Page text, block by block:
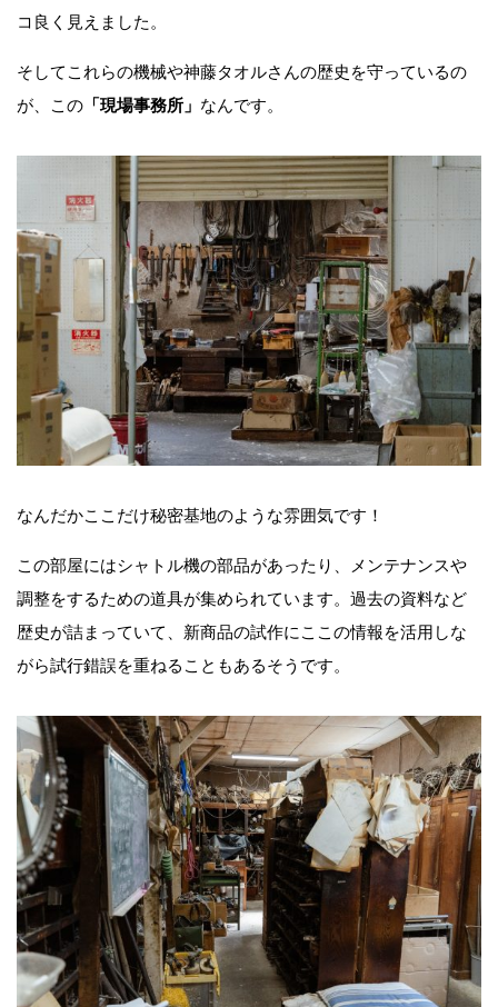
コ良く見えました。
そしてこれらの機械や神藤タオルさんの歴史を守っているの
が、この 「現場事務所」 なんです。
なんだかここだけ秘密基地のような雰囲気です！
この部屋にはシャトル機の部品があったり、メンテナンスや
調整をするための道具が集められています。過去の資料など
歴史が詰まっていて、新商品の試作にここの情報を活用しな
がら試行錯誤を重ねることもあるそうです。